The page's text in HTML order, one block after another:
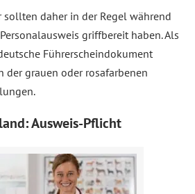
sollten daher in der Regel während
griffbereit haben. Als
Führerscheindokument
grauen oder rosafarbenen
Ausweis-Pflicht